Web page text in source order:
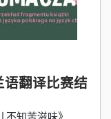
语翻译比赛结